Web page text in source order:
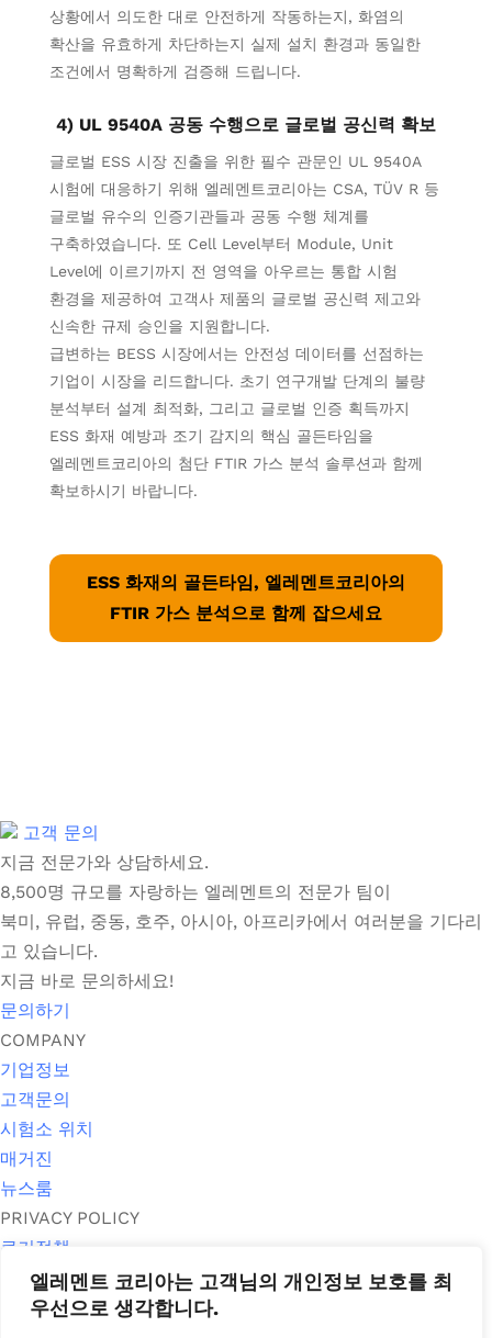
엘레멘트 코리아는 고객님의 개인정보 보호를 최
우선으로 생각합니다.
상황에서 의도한 대로 안전하게 작동하는지, 화염의
확산을 유효하게 차단하는지 실제 설치 환경과 동일한
조건에서 명확하게 검증해 드립니다.
4) UL 9540A 공동 수행으로 글로벌 공신력 확보
글로벌 ESS 시장 진출을 위한 필수 관문인 UL 9540A
시험에 대응하기 위해 엘레멘트코리아는 CSA, TÜV R 등
글로벌 유수의 인증기관들과 공동 수행 체계를
구축하였습니다. 또 Cell Level부터 Module, Unit
Level에 이르기까지 전 영역을 아우르는 통합 시험
환경을 제공하여 고객사 제품의 글로벌 공신력 제고와
신속한 규제 승인을 지원합니다.
급변하는 BESS 시장에서는 안전성 데이터를 선점하는
기업이 시장을 리드합니다. 초기 연구개발 단계의 불량
분석부터 설계 최적화, 그리고 글로벌 인증 획득까지
ESS 화재 예방과 조기 감지의 핵심 골든타임을
엘레멘트코리아의 첨단 FTIR 가스 분석 솔루션과 함께
확보하시기 바랍니다.
ESS 화재의 골든타임, 엘레멘트코리아의
FTIR 가스 분석으로 함께 잡으세요
고객 문의
지금 전문가와 상담하세요.
8,500명 규모를 자랑하는 엘레멘트의 전문가 팀이
북미, 유럽, 중동, 호주, 아시아, 아프리카에서 여러분을 기다리
고 있습니다.
지금 바로 문의하세요!
문의하기
COMPANY
기업정보
고객문의
시험소 위치
매거진
뉴스룸
PRIVACY POLICY
쿠키정책
개인정보 취급방침
서비스 일반 약관